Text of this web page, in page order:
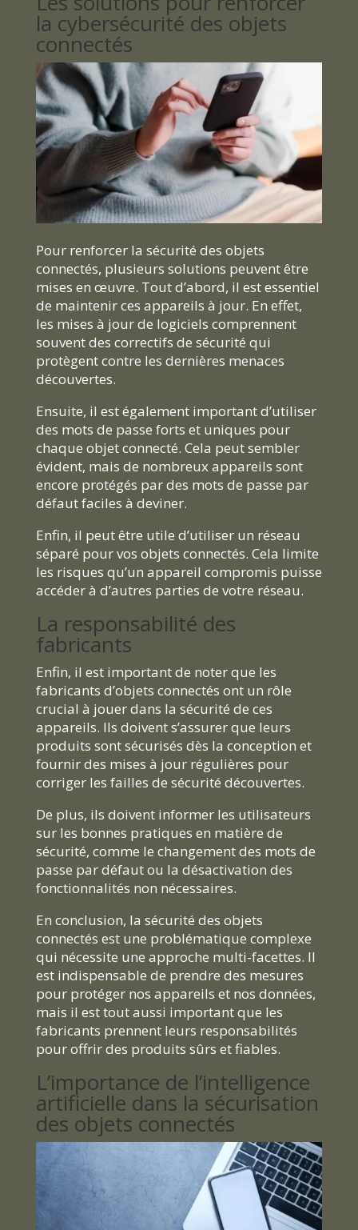
la cybersécurité des objets
connectés
Pour renforcer la sécurité des objets
connectés, plusieurs solutions peuvent être
mises en œuvre. Tout d’abord, il est essentiel
de maintenir ces appareils à jour. En effet,
les mises à jour de logiciels comprennent
souvent des correctifs de sécurité qui
protègent contre les dernières menaces
découvertes.
Ensuite, il est également important d’utiliser
des mots de passe forts et uniques pour
chaque objet connecté. Cela peut sembler
évident, mais de nombreux appareils sont
encore protégés par des mots de passe par
défaut faciles à deviner.
Enfin, il peut être utile d’utiliser un réseau
séparé pour vos objets connectés. Cela limite
les risques qu’un appareil compromis puisse
accéder à d’autres parties de votre réseau.
La responsabilité des
fabricants
Enfin, il est important de noter que les
fabricants d’objets connectés ont un rôle
crucial à jouer dans la sécurité de ces
appareils. Ils doivent s’assurer que leurs
produits sont sécurisés dès la conception et
fournir des mises à jour régulières pour
corriger les failles de sécurité découvertes.
De plus, ils doivent informer les utilisateurs
sur les bonnes pratiques en matière de
sécurité, comme le changement des mots de
passe par défaut ou la désactivation des
fonctionnalités non nécessaires.
En conclusion, la sécurité des objets
connectés est une problématique complexe
qui nécessite une approche multi-facettes. Il
est indispensable de prendre des mesures
pour protéger nos appareils et nos données,
mais il est tout aussi important que les
fabricants prennent leurs responsabilités
pour offrir des produits sûrs et fiables.
L’importance de l’intelligence
artificielle dans la sécurisation
des objets connectés